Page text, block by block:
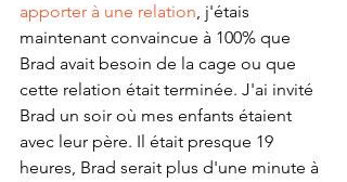
apporter à une relation, j'étais
maintenant convaincue à 100% que
Brad avait besoin de la cage ou que
cette relation était terminée. J'ai invité
Brad un soir où mes enfants étaient
avec leur père. Il était presque 19
heures, Brad serait plus d'une minute à